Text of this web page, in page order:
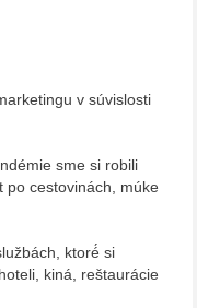
v súvislosti
sme si robili
po cestovinách, múke
ktoré́ si
kiná, reštaurácie